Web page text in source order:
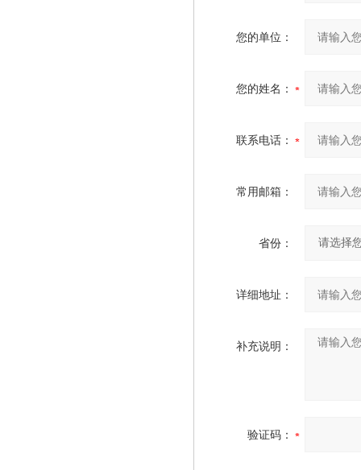
您的单位：
您的姓名：
联系电话：
常用邮箱：
省份：
详细地址：
补充说明：
验证码：